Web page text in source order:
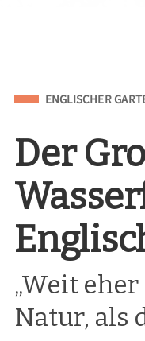
Eingeordnet unter
ENGLISCHER
Der
„Weit
Natur, als